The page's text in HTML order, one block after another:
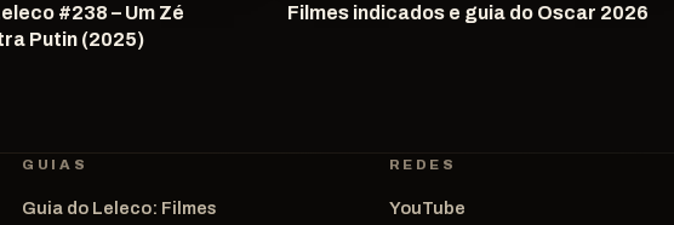
#238 – Um Zé
Putin (2025)
Filmes indicados e guia do Oscar 2026
GUIAS
Guia do Leleco: Filmes
REDES
YouTube